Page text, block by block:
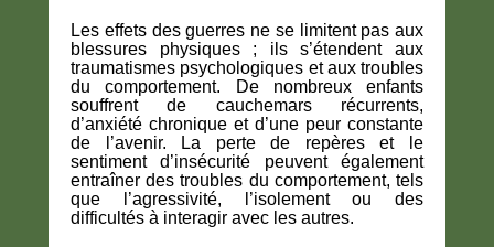
Les effets des guerres ne se limitent pas aux
blessures physiques; ils s’étendent aux
traumatismes psychologiques et aux troubles
du comportement. De nombreux enfants
souffrent de cauchemars récurrents,
d’anxiété chronique et d’une peur constante
de l’avenir. La perte de repères et le
sentiment d’insécurité peuvent également
entraîner destroubles du comportement, tels
que
l’agressivité, l’isolement ou des
difficultés à interagir avec les autres.